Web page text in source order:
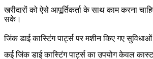
खरीदारों को ऐसे आपूर्तिकर्ता के साथ काम करना
सके।
जिंक डाई कास्टिंग पार्ट्स पर मशीन किए गए
कई जिंक डाई कास्टिंग पार्ट्स का उपयोग केवल